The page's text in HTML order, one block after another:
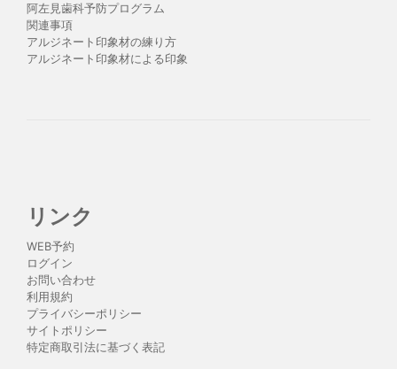
阿左見歯科予防プログラム
関連事項
アルジネート印象材の練り方
アルジネート印象材による印象
リンク
WEB予約
ログイン
お問い合わせ
利用規約
プライバシーポリシー
サイトポリシー
特定商取引法に基づく表記